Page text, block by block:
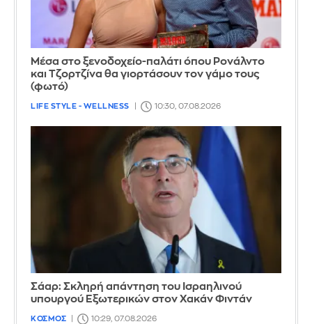
Μέσα στο ξενοδοχείο-παλάτι όπου Ρονάλντο
και Τζορτζίνα θα γιορτάσουν τον γάμο τους
(φωτό)
LIFE STYLE - WELLNESS 10:30, 07.08.2026
Σάαρ: Σκληρή απάντηση του Ισραηλινού
υπουργού Εξωτερικών στον Χακάν Φιντάν
ΚΟΣΜΟΣ 10:29, 07.08.2026